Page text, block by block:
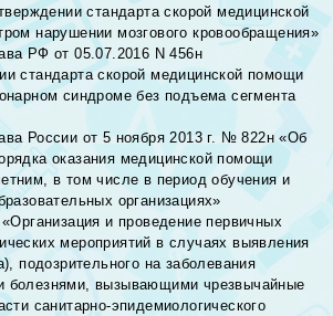
стандарта скорой медицинской
нарушении мозгового кровообращения»
РФ от 05.07.2016 N 456н
стандарта скорой медицинской помощи
синдроме без подъема сегмента
России от 5 ноября 2013 г. № 822н «Об
оказания медицинской помощи
в том числе в период обучения и
организациях»
и проведение первичных
мероприятий в случаях выявления
подозрительного на заболевания
болезнями, вызывающими чрезвычайные
санитарно-эпидемиологического